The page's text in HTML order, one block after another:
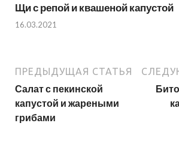
Щи с репой и квашеной капустой
16.03.2021
ПРЕДЫДУЩАЯ СТАТЬЯ
Салат с пекинской
капустой и жареными
грибами